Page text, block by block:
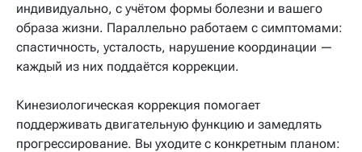
индивидуально, с учётом формы болезни и вашего
образа жизни. Параллельно работаем с симптомами:
спастичность, усталость, нарушение координации —
каждый из них поддаётся коррекции.
Кинезиологическая коррекция помогает
поддерживать двигательную функцию и замедлять
прогрессирование. Вы уходите с конкретным планом: